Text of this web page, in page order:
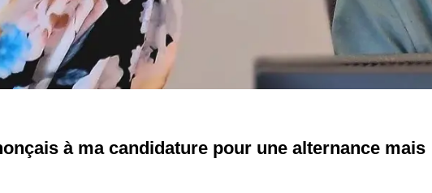
à ma candidature pour une alternance mais